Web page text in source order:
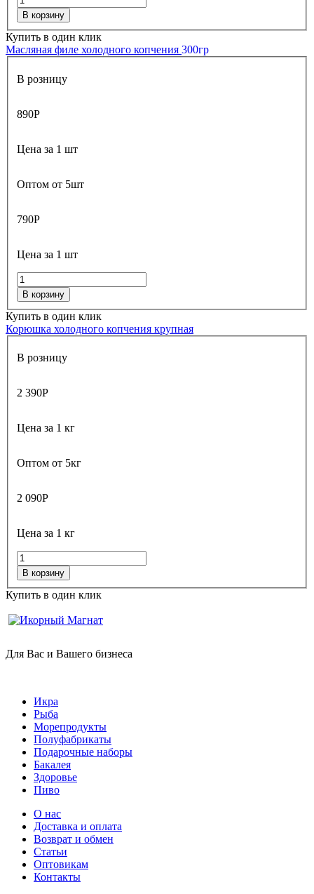
В корзину
Купить в один клик
Масляная филе холодного копчения 300гр
В розницу
890Р
Цена за 1 шт
Оптом от 5шт
790Р
Цена за 1 шт
В корзину
Купить в один клик
Корюшка холодного копчения крупная
В розницу
2 390Р
Цена за 1 кг
Оптом от 5кг
2 090Р
Цена за 1 кг
В корзину
Купить в один клик
Для Вас и Вашего бизнеса
Икра
Рыба
Морепродукты
Полуфабрикаты
Подарочные наборы
Бакалея
Здоровье
Пиво
О нас
Доставка и оплата
Возврат и обмен
Статьи
Оптовикам
Контакты